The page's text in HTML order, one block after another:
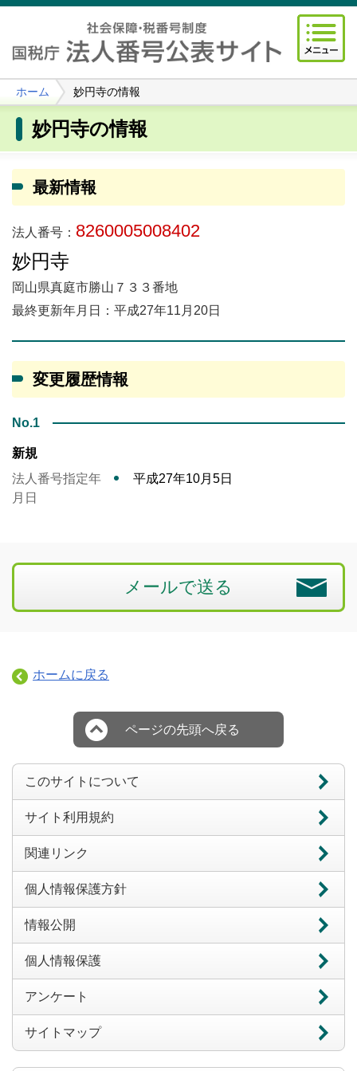
ホーム 妙円寺の情報
妙円寺の情報
最新情報
法人番号： 8260005008402
妙円寺
岡山県真庭市勝山７３３番地
最終更新年月日：平成27年11月20日
変更履歴情報
No.1
新規
法人番号指定年
月日
平成27年10月5日
メールで送る
ホームに戻る
ページの先頭へ戻る
このサイトについて
サイト利用規約
関連リンク
個人情報保護方針
情報公開
個人情報保護
アンケート
サイトマップ